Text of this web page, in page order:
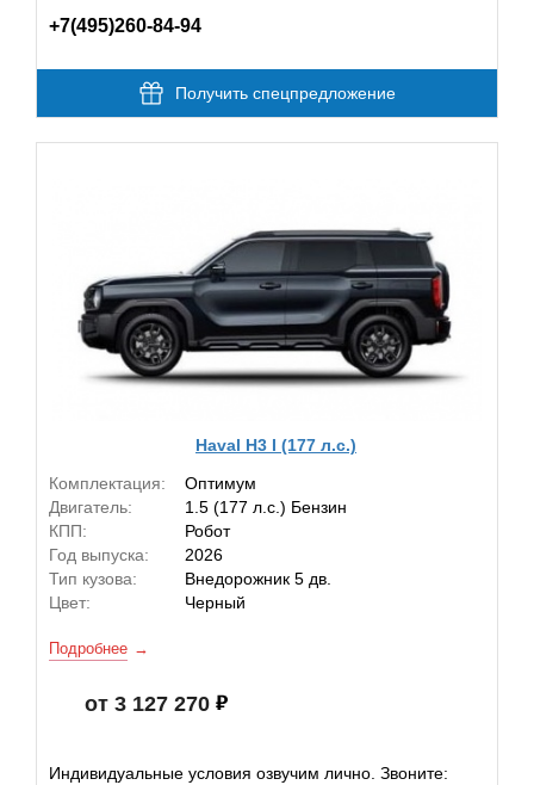
+7(495)260-84-94
Получить спецпредложение
Haval H3 I (177 л.с.)
Комплектация:
Оптимум
Двигатель:
1.5 (177 л.с.) Бензин
КПП:
Робот
Год выпуска:
2026
Тип кузова:
Внедорожник 5 дв.
Цвет:
Черный
Подробнее
от 3 127 270
Индивидуальные условия озвучим лично. Звоните: